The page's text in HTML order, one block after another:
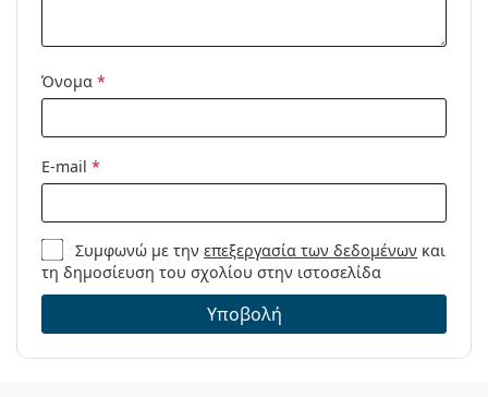
καθαρισμού:
Άλλα
Μάρκα:
Fossil
Προϊόντος /
Μοντέλο:
FOS 7050 1X2 15 54
Όνομα *
E-mail *
Συμφωνώ με τηνεπεξεργασία των δεδομένων και
τη δημοσίευση του σχολίου στην ιστοσελίδα
Υποβολή